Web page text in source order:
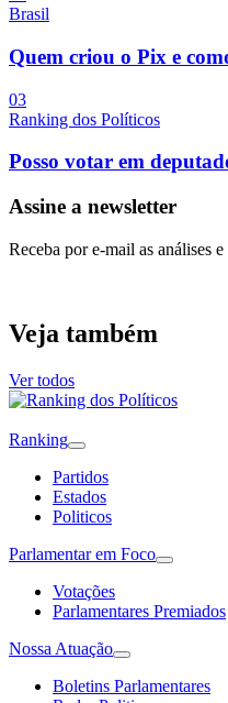
Brasil
Quem criou o Pix e
03
Ranking dos Políticos
Posso votar em
Assine a newsletter
Receba por e-mail as análises
Veja também
Ver todos
Ranking
Partidos
Estados
Politicos
Parlamentar em Foco
Votações
Parlamentares Premiados
Nossa Atuação
Boletins Parlamentares